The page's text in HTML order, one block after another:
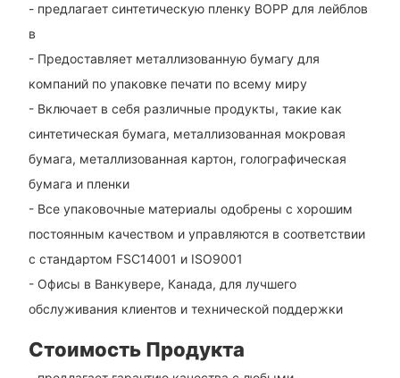
- предлагает синтетическую пленку BOPP для лейблов
в
- Предоставляет металлизованную бумагу для
компаний по упаковке печати по всему миру
- Включает в себя различные продукты, такие как
синтетическая бумага, металлизованная мокровая
бумага, металлизованная картон, голографическая
бумага и пленки
- Все упаковочные материалы одобрены с хорошим
постоянным качеством и управляются в соответствии
с стандартом FSC14001 и ISO9001
- Офисы в Ванкувере, Канада, для лучшего
обслуживания клиентов и технической поддержки
Стоимость Продукта